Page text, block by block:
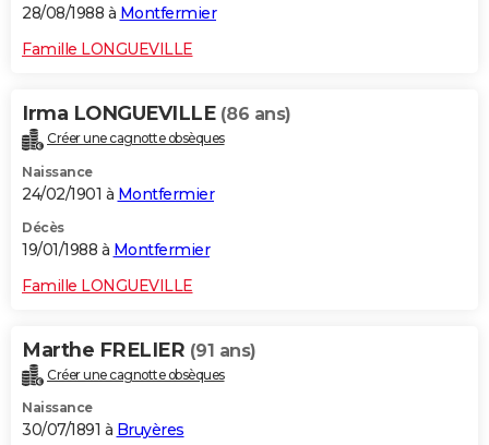
28/08/1988 à Montfermier
Famille LONGUEVILLE
Irma LONGUEVILLE (86 ans)
Créer une cagnotte obsèques
Naissance
24/02/1901 à Montfermier
Décès
19/01/1988 à Montfermier
Famille LONGUEVILLE
Marthe FRELIER (91 ans)
Créer une cagnotte obsèques
Naissance
30/07/1891 à Bruyères